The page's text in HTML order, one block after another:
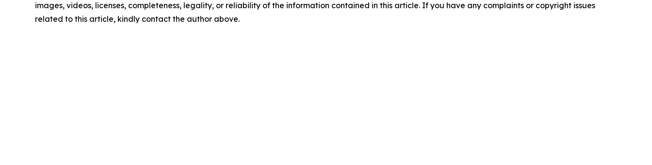
images, videos, licenses, completeness, legality, or reliability of the information contained in this article. If you have any complaints or copyright issues
related to this article, kindly contact the author above.